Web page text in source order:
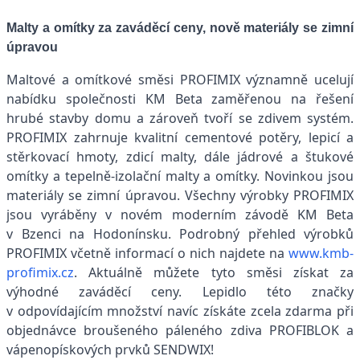
Malty a omítky za zaváděcí ceny, nově materiály se zimní
úpravou
Maltové a omítkové směsi PROFIMIX významně ucelují
nabídku společnosti KM Beta zaměřenou na řešení
hrubé stavby domu a zároveň tvoří se zdivem systém.
PROFIMIX zahrnuje kvalitní cementové potěry, lepicí a
stěrkovací hmoty, zdicí malty, dále jádrové a štukové
omítky a tepelně-izolační malty a omítky. Novinkou jsou
materiály se zimní úpravou. Všechny výrobky PROFIMIX
jsou vyráběny v novém moderním závodě KM Beta
v Bzenci na Hodonínsku. Podrobný přehled výrobků
PROFIMIX včetně informací o nich najdete na www.kmb-
profimix.cz. Aktuálně můžete tyto směsi získat za
výhodné zaváděcí ceny. Lepidlo této značky
v odpovídajícím množství navíc získáte zcela zdarma při
objednávce broušeného páleného zdiva PROFIBLOK a
vápenopískových prvků SENDWIX!